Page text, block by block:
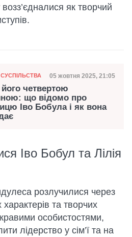
як творчий
Дата публікації
05 жовтня 2025, 21:05
четвертою
що відомо про
Іво Бобула і як вона
Іво Бобул та Лілія
розлучилися через
характерів та творчих
особистостями,
лідерство у сім’ї та на